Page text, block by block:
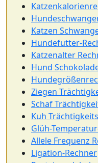
Katzen
Hundefutter-
Katzenalter
Hund
Ziegen
Schaf
Kuh
Glüh-
Allele Frequenz
Ligation-Rechner